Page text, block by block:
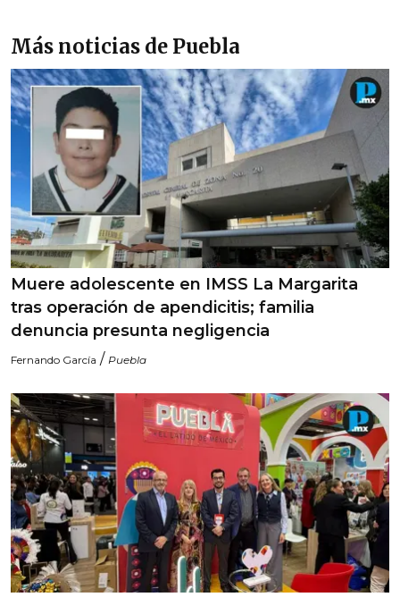
Más noticias de Puebla
Muere adolescente en IMSS La Margarita
tras operación de apendicitis; familia
denuncia presunta negligencia
Fernando García / Puebla